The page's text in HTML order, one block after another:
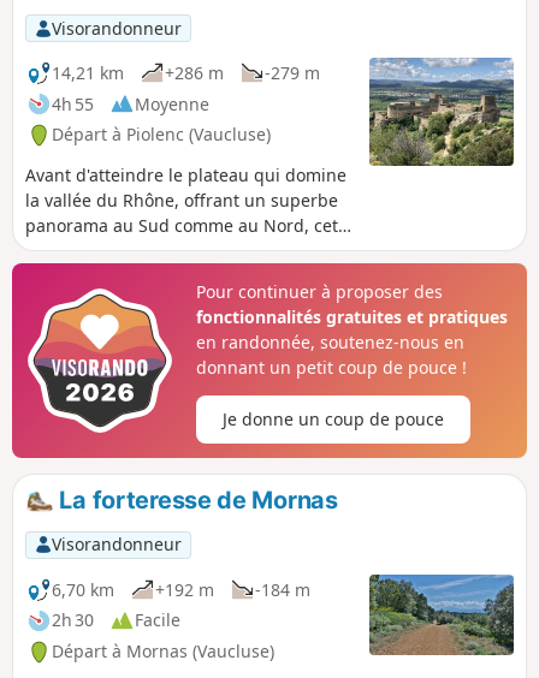
Visorandonneur
14,21 km
+286 m
-279 m
4h 55
Moyenne
Départ à Piolenc (Vaucluse)
Avant d'atteindre le plateau qui domine
la vallée du Rhône, offrant un superbe
panorama au Sud comme au Nord, cet
itinéraire permet de découvrir
sable et une partie d'un surprenant
sentier des bories. À l'extrémité Ouest
du plateau, se dresse la forteresse de
Mornas que l'on surplombe mais qu'il
est possible d'atteindre par un petit
détour.C'est un circuit dont la seule
difficulté est la longueur, la progression
se faisant essentiellement sur de larges
pistes forestières bordées de pins
majestueux.
Pour continuer à proposer des
fonctionnalités gratuites et pratiques
en randonnée, soutenez-nous en
donnant un petit coup de pouce !
Je donne un coup de pouce
La forteresse de Mornas
Visorandonneur
6,70 km
+192 m
-184 m
2h 30
Facile
Départ à Mornas (Vaucluse)